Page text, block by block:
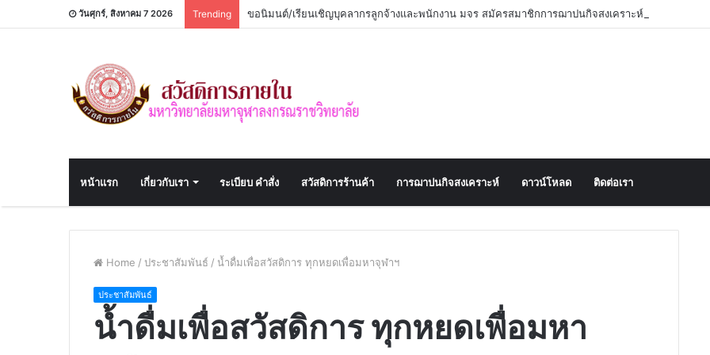
วันศุกร์, สิงหาคม 7 2026 Trending ขอนิมนต์/เรียนเชิญบุคลากรลูกจ้างและพนักงาน มจร สมัครสมาชิกการฌาปนกิจสงเคราะห์
หน้าแรก เกี่ยวกับเรา ระเบียบ คำสั่ง สวัสดิการร้านค้า การฌาปนกิจสงเคราะห์ ดาวน์โหลด ติดต่อเรา
Home / ประชาสัมพันธ์ / น้ำดื่มเพื่อสวัสดิการ ทุกหยดเพื่อมหาจุฬาฯ
ประชาสัมพันธ์
น้ำดื่มเพื่อสวัสดิการ ทุกหยดเพื่อมหา